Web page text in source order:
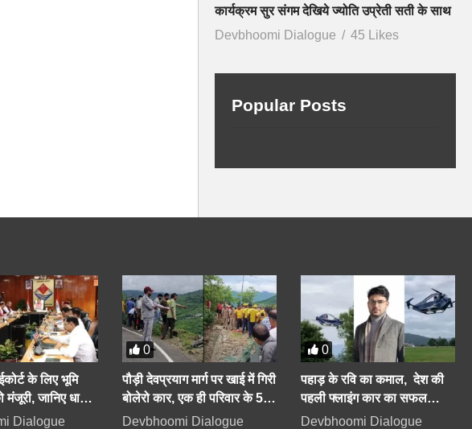
कार्यक्रम सुर संगम देखिये ज्योति उप्रेती सती के साथ
Devbhoomi Dialogue
45 Likes
Popular Posts
के लिए भूमि
जानिए धामी
फैसले
Dialogue
0
पौड़ी देवप्रयाग मार्ग पर खाई में गिरी
बोलेरो कार, एक ही परिवार के 5
लोगों की दर्दनाक मौत
Devbhoomi Dialogue
0
पहाड़ के रवि का कमाल, देश की
पहली फ्लाइंग कार का सफल
परीक्षण करके दिया बड़ा संदेश
Devbhoomi Dialogue